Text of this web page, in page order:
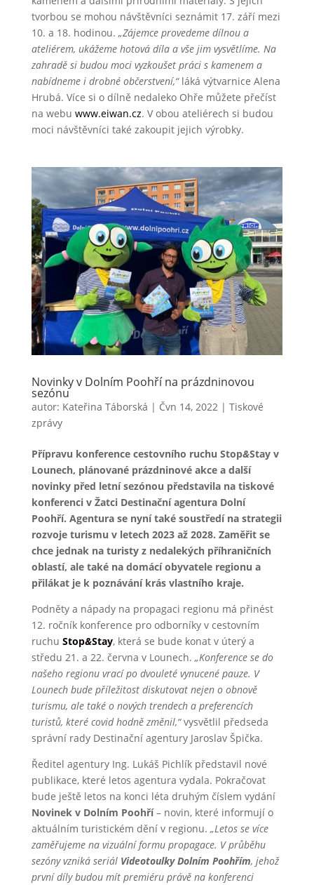
tvorbou se mohou návštěvníci seznámit 17. září mezi
10. a 18. hodinou. „Zájemce provedeme dílnou a
ateliérem, ukážeme hotová díla a vše jim vysvětlíme. Na
zahradě si budou moci vyzkoušet práci s kamenem a
nabídneme i drobné občerstvení,“láká výtvarnice Alena
Hrubá. Více si o dílně nedaleko Ohře můžete přečíst
na webu www.eiwan.cz. V obou ateliérech si budou
moci návštěvníci také zakoupit jejich výrobky.
Novinky v Dolním Poohří na prázdninovou
sezónu
autor: Kateřina Táborská | Čvn 14, 2022| Tiskové
zprávy
Přípravu konference cestovního ruchu Stop&Stay v
Lounech, plánované prázdninové akce a další
novinky před letní sezónou představila na tiskové
konferenci v Žatci Destinační agentura Dolní
Poohří. Agentura se nyní také soustředí na strategii
rozvoje turismu v letech 2023 až 2028. Zaměřit se
chce jednak na turisty z nedalekých příhraničních
oblastí, ale také na domácí obyvatele regionu a
přilákat je k poznávání krás vlastního kraje.
Podněty a nápady na propagaci regionu má přinést
12. ročník konference pro odborníky v cestovním
ruchu Stop&Stay, která se bude konat v úterý a
středu 21. a 22. června v Lounech. „Konference se do
našeho regionu vrací po dvouleté vynucené pauze. V
Lounech bude příležitost diskutovat nejen o obnově
turismu, ale také o nových trendech a preferencích
turistů, které covid hodně změnil,“vysvětlil předseda
správní rady Destinační agentury Jaroslav Špička.
Ředitel agentury Ing. Lukáš Pichlík představil nové
publikace, které letos agentura vydala. Pokračovat
bude ještě letos na konci léta druhým číslem vydání
Novinek v Dolním Poohří– novin, které informují o
aktuálním turistickém dění v regionu. „Letos se více
zaměřujeme na vizuální formu propagace. V průběhu
sezóny vzniká seriál Videotoulky Dolním Poohřím, jehož
první díly budou mít premiéru právě na konferenci